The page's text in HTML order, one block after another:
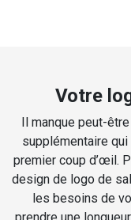
Votre
Il manque peut-
supplémentaire
premier coup d’œil.
design de logo de
les besoins de